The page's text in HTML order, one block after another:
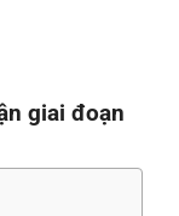
giai đoạn